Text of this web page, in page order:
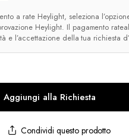
a rate Heylight, seleziona
Heylight. Il pagamento
e l’accettazione della tua richiesta
Aggiungi alla Richiesta
Condividi questo prodotto